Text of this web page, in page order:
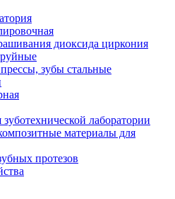
диоксида циркония
зубы стальные
лаборатории
материалы для
протезов